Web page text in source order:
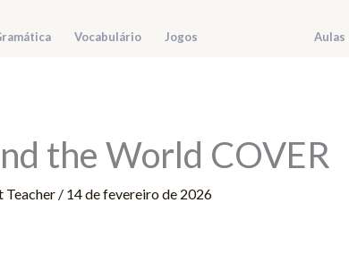
Vocabulário Jogos Aulas
the World COVER
Teacher / 14 de fevereiro de 2026